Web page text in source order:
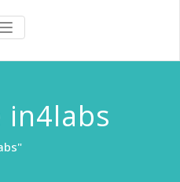
I4Labs Hub
TOGGLE
NAVIGATION
in4labs